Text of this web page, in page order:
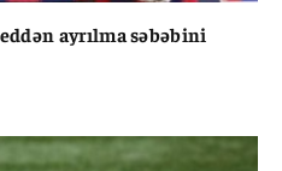
ayrılma səbəbini